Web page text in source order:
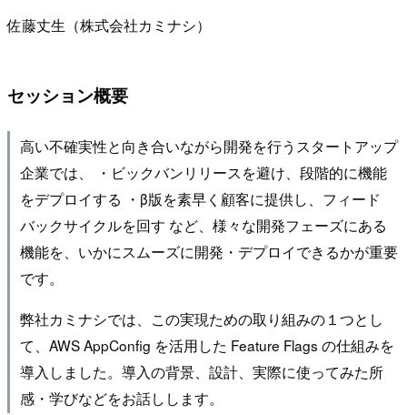
佐藤丈生（株式会社カミナシ）
セッション概要
高い不確実性と向き合いながら開発を行うスタートアップ
企業では、 ・ビックバンリリースを避け、段階的に機能
をデプロイする ・β版を素早く顧客に提供し、フィード
バックサイクルを回す など、様々な開発フェーズにある
機能を、いかにスムーズに開発・デプロイできるかが重要
です。
弊社カミナシでは、この実現ための取り組みの１つとし
て、AWS AppConfig を活用した Feature Flags の仕組みを
導入しました。導入の背景、設計、実際に使ってみた所
感・学びなどをお話しします。